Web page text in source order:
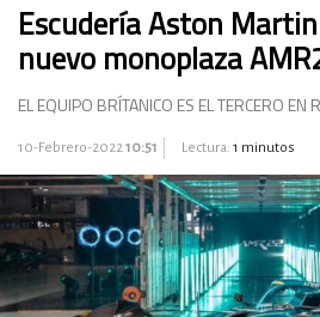
Escudería Aston
nuevo monoplaza
EL EQUIPO BRÍTANICO ES EL TERCERO EN
10-Febrero-202210:51 Lectura: 1 minutos